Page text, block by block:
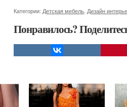
Категории: Детская мебель Дизайн
Понравилось?